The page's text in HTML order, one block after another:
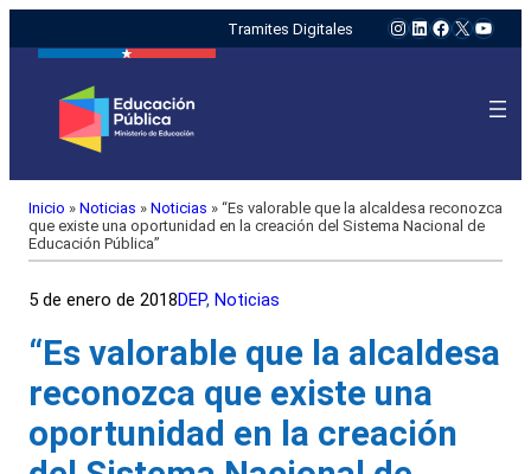
Tramites Digitales Instagram
LinkedIn
Facebook
X
Inicio » Noticias » Noticias » “Es valorable que la alcaldesa reconozca
que existe una oportunidad en la creación del Sistema Nacional de
Educación Pública”
5 de enero de 2018DEP, Noticias
“Es valorable que la alcaldesa
reconozca que existe una
oportunidad en la creación